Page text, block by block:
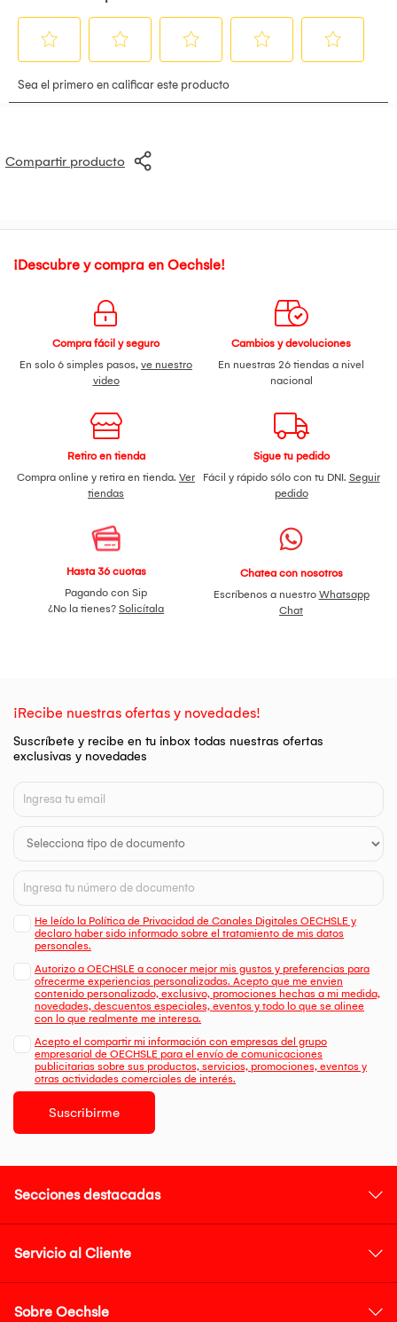
de origen: China Material: Plástico Fenólico Color: Negro
Termostato
Compartir producto
¡Descubre y compra en Oechsle!
Compra fácil y seguro
En solo 6 simples pasos, ve nuestro
video
Cambios y devoluciones
En nuestras 26 tiendas a nivel
nacional
Retiro en tienda
Compra online y retira en tienda. Ver
tiendas
Sigue tu pedido
Fácil y rápido sólo con tu DNI. Seguir
pedido
Hasta 36 cuotas
Pagando con Sip
¿No la tienes? Solicítala
Chatea con nosotros
Escríbenos a nuestro Whatsapp
Chat
¡Recibe nuestras ofertas y novedades!
Suscríbete y recibe en tu inbox todas nuestras ofertas
exclusivas y novedades
He leído la Política de Privacidad de Canales Digitales OECHSLE y
declaro haber sido informado sobre el tratamiento de mis datos
personales.
Autorizo a OECHSLE a conocer mejor mis gustos y preferencias para
ofrecerme experiencias personalizadas. Acepto que me envien
contenido personalizado, exclusivo, promociones hechas a mi medida,
novedades, descuentos especiales, eventos y todo lo que se alinee
con lo que realmente me interesa.
Acepto el compartir mi información con empresas del grupo
empresarial de OECHSLE para el envío de comunicaciones
publicitarias sobre sus productos, servicios, promociones, eventos y
otras actividades comerciales de interés.
Suscribirme
Secciones destacadas
Servicio al Cliente
Sobre Oechsle